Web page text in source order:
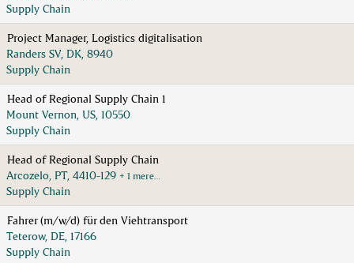
Supply Chain
Project Manager, Logistics digitalisation
Randers SV, DK, 8940
Supply Chain
Head of Regional Supply Chain 1
Mount Vernon, US, 10550
Supply Chain
Head of Regional Supply Chain
Arcozelo, PT, 4410-129 + 1 mere…
Supply Chain
Fahrer (m/w/d) für den Viehtransport
Teterow, DE, 17166
Supply Chain